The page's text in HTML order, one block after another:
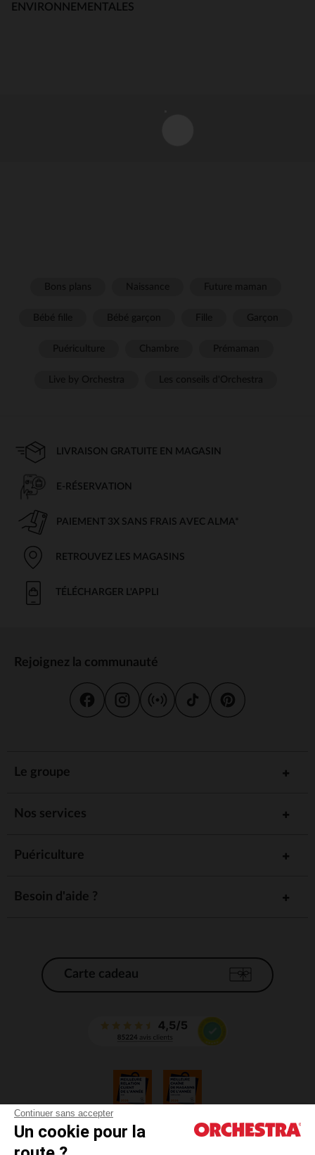
Continuer sans accepter
Un cookie pour la
ENVIRONNEMENTALES
LIVRAISON GRATUITE EN MAGASIN
E-RÉSERVATION
PAIEMENT 3X SANS FRAIS AVEC ALMA*
RETROUVEZ LES MAGASINS
TÉLÉCHARGER L'APPLI
Rejoignez la communauté
Le groupe
Nos services
Puériculture
Besoin d'aide ?
Carte cadeau